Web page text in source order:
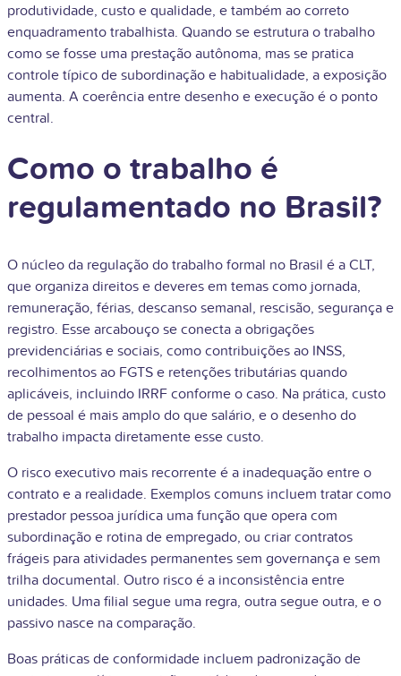
produtividade, custo e qualidade, e também ao correto
enquadramento trabalhista. Quando se estrutura o trabalho
como se fosse uma prestação autônoma, mas se pratica
controle típico de subordinação e habitualidade, a exposição
aumenta. A coerência entre desenho e execução é o ponto
central.
Como o trabalho é
regulamentado no Brasil?
O núcleo da regulação do trabalho formal no Brasil é a CLT,
que organiza direitos e deveres em temas como jornada,
remuneração, férias, descanso semanal, rescisão, segurança e
registro. Esse arcabouço se conecta a obrigações
previdenciárias e sociais, como contribuições ao INSS,
recolhimentos ao FGTS e retenções tributárias quando
aplicáveis, incluindo IRRF conforme o caso. Na prática, custo
de pessoal é mais amplo do que salário, e o desenho do
trabalho impacta diretamente esse custo.
O risco executivo mais recorrente é a inadequação entre o
contrato e a realidade. Exemplos comuns incluem tratar como
prestador pessoa jurídica uma função que opera com
subordinação e rotina de empregado, ou criar contratos
frágeis para atividades permanentes sem governança e sem
trilha documental. Outro risco é a inconsistência entre
unidades. Uma filial segue uma regra, outra segue outra, e o
passivo nasce na comparação.
Boas práticas de conformidade incluem padronização de